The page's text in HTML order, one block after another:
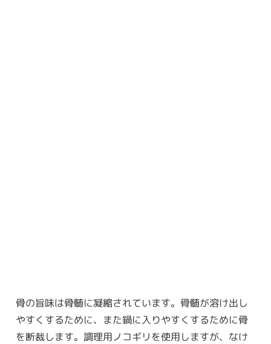
骨の旨味は骨髄に凝縮されています。骨髄が溶け出し
やすくするために、また鍋に入りやすくするために骨
を断裁します。調理用ノコギリを使用しますが、なけ